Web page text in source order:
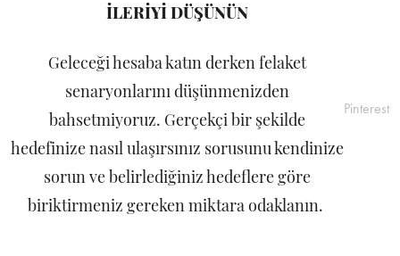
İLERİYİ DÜŞÜNÜN
Geleceği hesaba katın derken felaket
senaryonlarını düşünmenizden
bahsetmiyoruz. Gerçekçi bir şekilde
hedefinize nasıl ulaşırsınız sorusunu kendinize
sorun ve belirlediğiniz hedeflere göre
biriktirmeniz gereken miktara odaklanın.
Pinterest